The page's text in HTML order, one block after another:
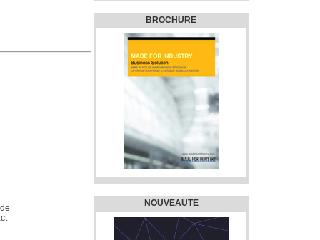
BROCHURE
NOUVEAUTE